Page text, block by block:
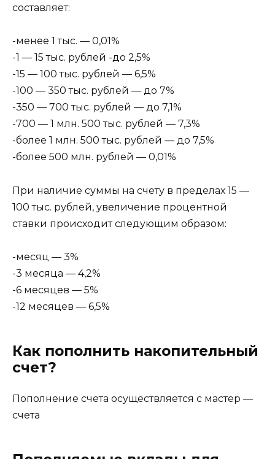
составляет:
-менее 1 тыс. — 0,01%
-1 — 15 тыс. рублей -до 2,5%
-15 — 100 тыс. рублей — 6,5%
-100 — 350 тыс. рублей — до 7%
-350 — 700 тыс. рублей — до 7,1%
-700 — 1 млн. 500 тыс. рублей — 7,3%
-более 1 млн. 500 тыс. рублей — до 7,5%
-более 500 млн. рублей — 0,01%
При наличие суммы на счету в пределах 15 —
100 тыс. рублей, увеличение процентной
ставки происходит следующим образом:
-месяц — 3%
-3 месяца — 4,2%
-6 месяцев — 5%
-12 месяцев — 6,5%
Как пополнить накопительный
счет?
Пополнение счета осуществляется с мастер —
счета